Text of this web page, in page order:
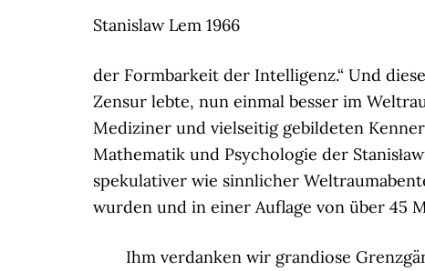
Stanislaw Lem 1966
der Formbarkeit der Intelligenz.“ Und
Zensur lebte, nun einmal besser im
Mediziner und vielseitig gebildeten
Mathematik und Psychologie der
spekulativer wie sinnlicher
wurden und in einer Auflage von über 45
Ihm verdanken wir grandiose